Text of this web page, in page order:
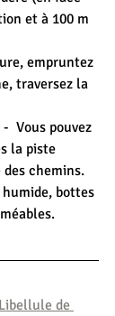
et à 100 m
empruntez
traversez la
Vous pouvez
la piste
chemins.
bottes
de